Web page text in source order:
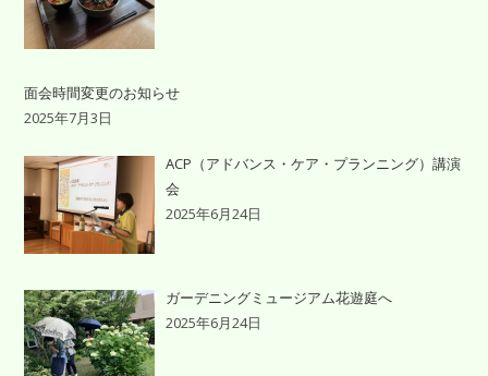
面会時間変更のお知らせ
2025年7月3日
ACP（アドバンス・ケア・プランニング）講演
会
2025年6月24日
ガーデニングミュージアム花遊庭へ
2025年6月24日